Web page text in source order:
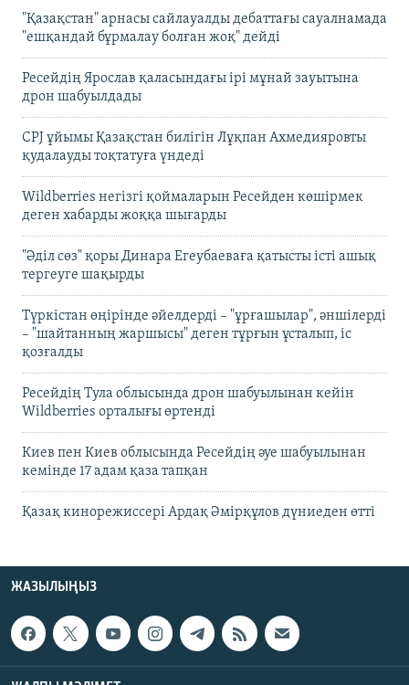
"Қазақстан" арнасы сайлауалды дебаттағы сауалнамада
"ешқандай бұрмалау болған жоқ" дейді
Ресейдің Ярослав қаласындағы ірі мұнай зауытына
дрон шабуылдады
CPJ ұйымы Қазақстан билігін Лұқпан Ахмедияровты
қудалауды тоқтатуға үндеді
Wildberries негізгі қоймаларын Ресейден көшірмек
деген хабарды жоққа шығарды
"Әділ сөз" қоры Динара Егеубаеваға қатысты істі ашық
тергеуге шақырды
Түркістан өңірінде әйелдерді – "ұрғашылар", әншілерді
– "шайтанның жаршысы" деген тұрғын ұсталып, іс
қозғалды
Ресейдің Тула облысында дрон шабуылынан кейін
Wildberries орталығы өртенді
Киев пен Киев облысында Ресейдің әуе шабуылынан
кемінде 17 адам қаза тапқан
Қазақ кинорежиссері Ардақ Әмірқұлов дүниеден өтті
ЖАЗЫЛЫҢЫЗ